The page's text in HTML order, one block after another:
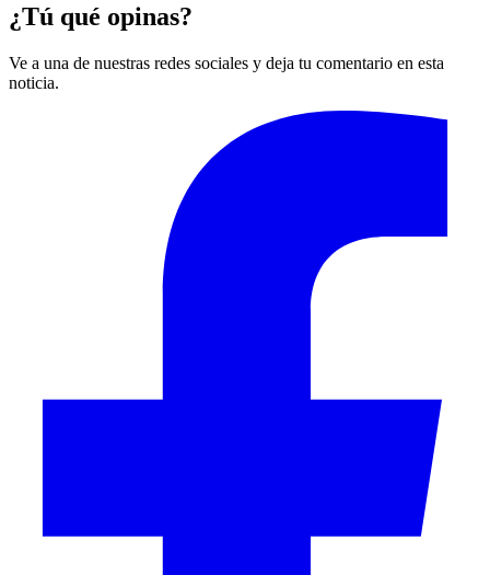
¿Tú qué opinas?
Ve a una de nuestras redes sociales y deja tu comentario en esta
noticia.